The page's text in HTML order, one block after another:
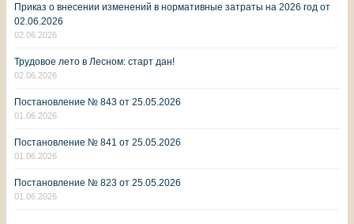
Приказ о внесении изменений в нормативные затраты на 2026 год от
02.06.2026
02.06.2026
Трудовое лето в Лесном: старт дан!
02.06.2026
Постановление № 843 от 25.05.2026
01.06.2026
Постановление № 841 от 25.05.2026
01.06.2026
Постановление № 823 от 25.05.2026
01.06.2026